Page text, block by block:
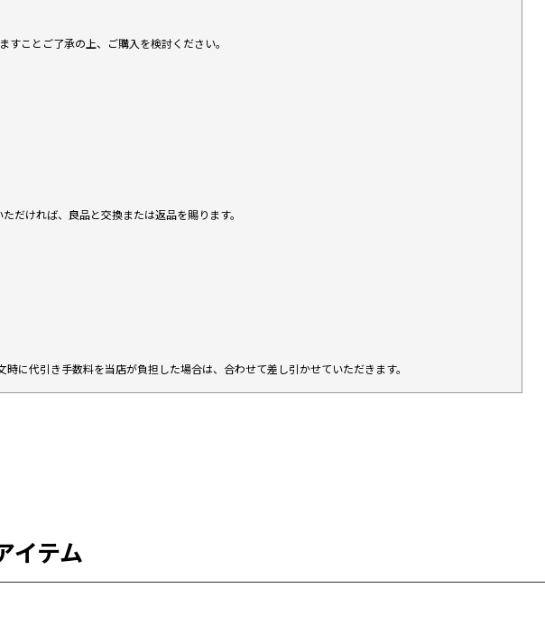
ことご了承の上、ご購入を検討ください。
だければ、良品と交換または返品を賜ります。
に代引き手数料を当店が負担した場合は、合わせて差し引かせていただきます。
イテム